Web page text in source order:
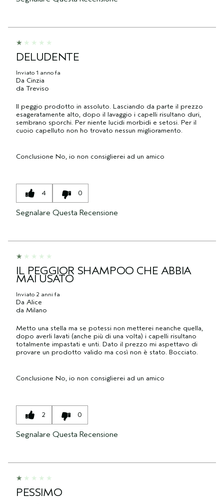
DELUDENTE
Inviato 1 anno fa
Da Cinzia
da Treviso
Il peggio prodotto in assoluto. Lasciando da parte il prezzo
esageratamente alto, dopo il lavaggio i capelli risultano duri,
sembrano sporchi. Per niente lucidi morbidi e setosi. Per il
cuoio capelluto non ho trovato nessun miglioramento.
Conclusione No, io non consiglierei ad un amico
4 0
Segnalare Questa Recensione
IL PEGGIOR SHAMPOO CHE ABBIA
MAI USATO
Inviato 2 anni fa
Da Alice
da Milano
Metto una stella ma se potessi non metterei neanche quella,
dopo averli lavati (anche più di una volta) i capelli risultano
totalmente impastati e unti. Dato il prezzo mi aspettavo di
provare un prodotto valido ma così non è stato. Bocciato.
Conclusione No, io non consiglierei ad un amico
2 0
Segnalare Questa Recensione
PESSIMO